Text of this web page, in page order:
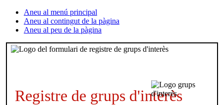
Aneu al menú principal
Aneu al contingut de la pàgina
Aneu al peu de la pàgina
Registre de grups d'interès